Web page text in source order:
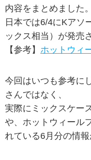
内容をまとめました。
日本では6/4にKアソ
ックス相当）が発売
【参考】 ホットウィ
今回はいつも参考に
さんではなく、
実際にミックスケー
や、ホットウィール
れている6月分の情報